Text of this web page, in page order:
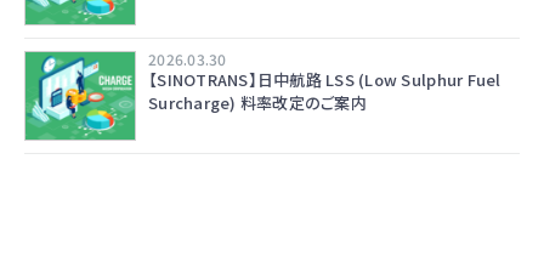
2026.03.30
【SINOTRANS】日中航路 LSS (Low Sulphur Fuel
Surcharge) 料率改定のご案内